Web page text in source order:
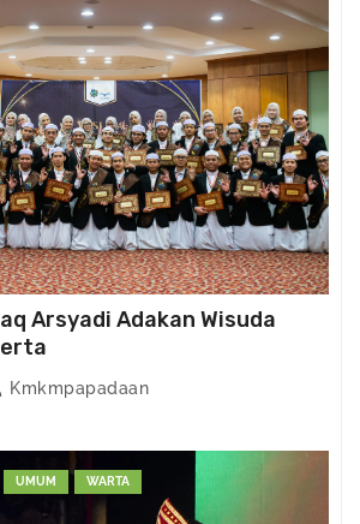
Arsyadi Adakan Wisuda
Kmkmpapadaan
UMUM WARTA